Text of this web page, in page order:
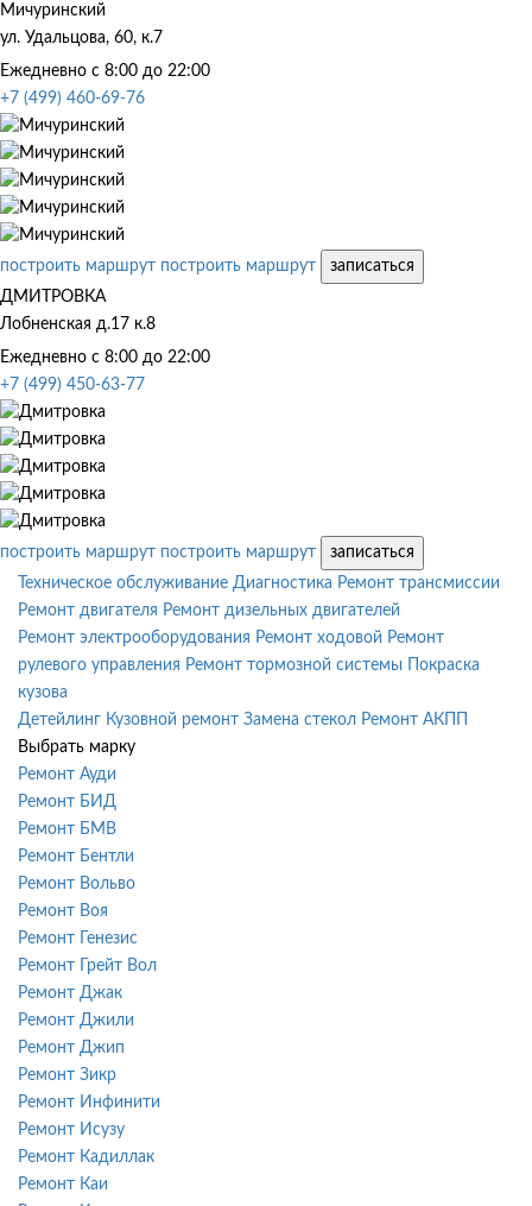
Мичуринский
ул. Удальцова, 60, к.7
Ежедневно с 8:00 до 22:00
+7 (499) 460-69-76
построить маршрут построить маршрут
записаться
ДМИТРОВКА
Лобненская д.17 к.8
Ежедневно с 8:00 до 22:00
+7 (499) 450-63-77
построить маршрут построить маршрут
записаться
Техническое обслуживание Диагностика Ремонт трансмиссии
Ремонт двигателя Ремонт дизельных двигателей
Ремонт электрооборудования Ремонт ходовой Ремонт
рулевого управления Ремонт тормозной системы
Покраска
кузова
Детейлинг Кузовной ремонт Замена стекол Ремонт АКПП
Выбрать марку
Ремонт Ауди
Ремонт БИД
Ремонт БМВ
Ремонт Бентли
Ремонт Вольво
Ремонт Воя
Ремонт Генезис
Ремонт Грейт Вол
Ремонт Джак
Ремонт Джили
Ремонт Джип
Ремонт Зикр
Ремонт Инфинити
Ремонт Исузу
Ремонт Кадиллак
Ремонт Каи